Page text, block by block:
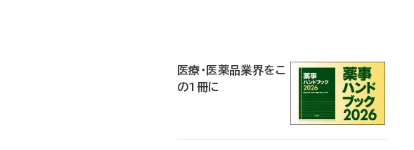
医療・医薬品業界をこ
の1冊に